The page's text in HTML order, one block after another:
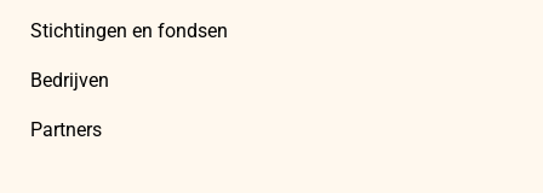
Stichtingen en fondsen
Bedrijven
Partners